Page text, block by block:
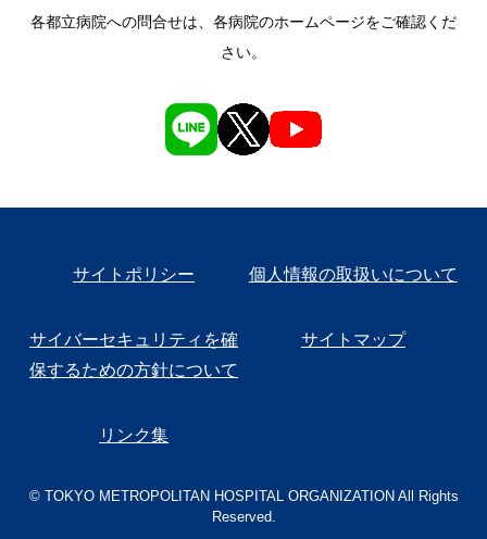
各都立病院への問合せは、各病院のホームページをご確認くだ
さい。
サイトポリシー 個人情報の取扱いについて
サイバーセキュリティを確
保するための方針について
サイトマップ
リンク集
© TOKYO METROPOLITAN HOSPITAL ORGANIZATION All Rights
Reserved.